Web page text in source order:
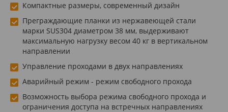
Компактные размеры, современный дизайн
Преграждающие планки из нержавеющей стали
марки SUS304 диаметром 38 мм, выдерживают
максимальную нагрузку весом 40 кг в вертикальном
направлении
Управление проходами в двух направлениях
Аварийный режим - режим свободного прохода
Возможность выбора режима свободного прохода и
ограничения доступа на встречных направлениях